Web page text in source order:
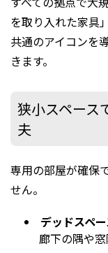
を取り入れた家具
共通のアイコンを
きます。
狭小スペース
夫
専用の部屋が確保
せん。
デッドスペ
廊下の隅や